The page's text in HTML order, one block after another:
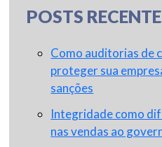
POSTS
Como auditorias de
proteger sua
sanções
Integridade como
nas vendas ao